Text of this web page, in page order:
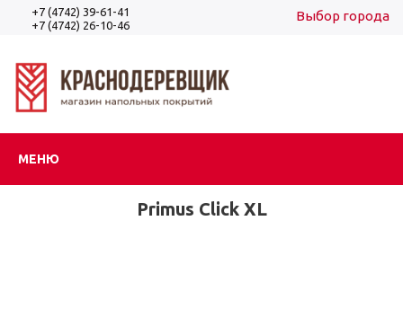
+7 (4742) 39-61-41
+7 (4742) 26-10-46
Выбор города
МЕНЮ
Primus Click XL